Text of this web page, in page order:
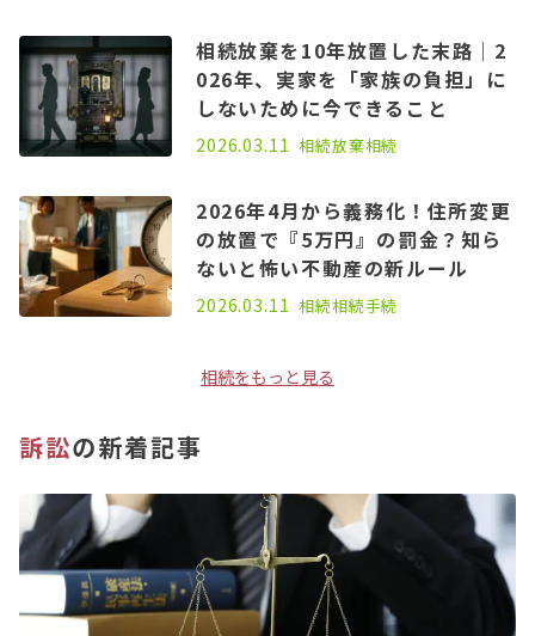
相続放棄を10年放置した末路｜2
026年、実家を「家族の負担」に
しないために今できること
2026.03.11 相続放棄相続
2026年4月から義務化！住所変更
の放置で『5万円』の罰金？知ら
ないと怖い不動産の新ルール
2026.03.11 相続相続手続
相続をもっと見る
訴訟の新着記事